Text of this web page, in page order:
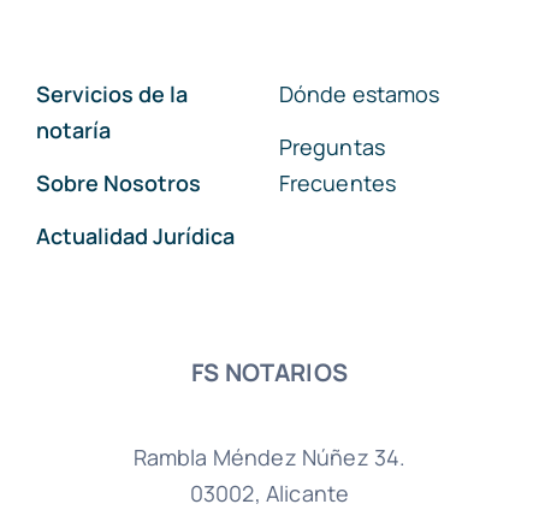
Servicios de la
notaría
Sobre Nosotros
Actualidad Jurídica
Dónde estamos
Preguntas
Frecuentes
FS NOTARIOS
Rambla Méndez Núñez 34.
03002, Alicante